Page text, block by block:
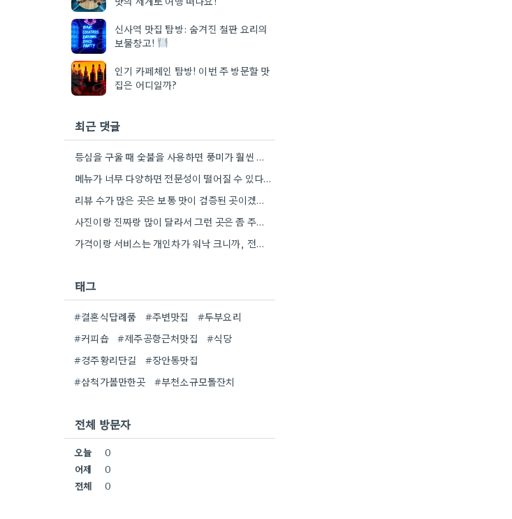
신사역 맛집 탐방: 숨겨진 철판 요리의
보물창고!
인기 카페체인 탐방! 이번 주 방문할 맛
집은 어디일까?
최근 댓글
등심을 구울 때 숯불을 사용하면 풍미가 훨씬 깊어지는 것 같아요. 숯불에 직접 굽는 느낌이 정말…
메뉴가 너무 다양하면 전문성이 떨어질 수 있다는 점에 공감합니다. 저는 등심이나 안창살처럼 명확하게 부위가 보이는…
리뷰 수가 많은 곳은 보통 맛이 검증된 곳이겠죠. 3개월 이내 리뷰를 꼼꼼히 살펴보는 습관이 필요할…
사진이랑 진짜랑 많이 달라서 그런 곳은 좀 주의해야겠네요.
가격이랑 서비스는 개인차가 워낙 크니까, 전체적인 평가보다는 메뉴 맛에 집중하는 게 좋을 것 같아요.
태그
#결혼식답례품 #주변맛집
#두부요리
#커피숍
#제주공항근처맛집
#식당
#경주황리단길
#장안동맛집
#삼척가볼만한곳
#부천소규모돌잔치
전체 방문자
오늘
0
어제
0
전체
0